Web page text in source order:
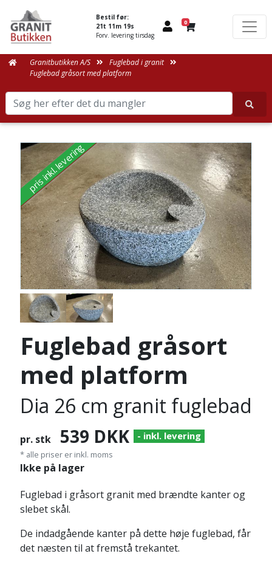
pris inkl. levering
Fuglebad gråsort
med platform
Dia 26 cm granit fuglebad
pr. stk 539 DKK - inkl. levering
* alle priser er inkl. moms
Ikke på lager
Fuglebad i gråsort granit med brændte kanter og
slebet skål.
De indadgående kanter på dette høje fuglebad, får
det næsten til at fremstå trekantet.
Bestil før:
21t 11m 19s
Forv. levering tirsdag
0
Granitbutikken A/S
Fuglebad i granit
Fuglebad gråsort med platform